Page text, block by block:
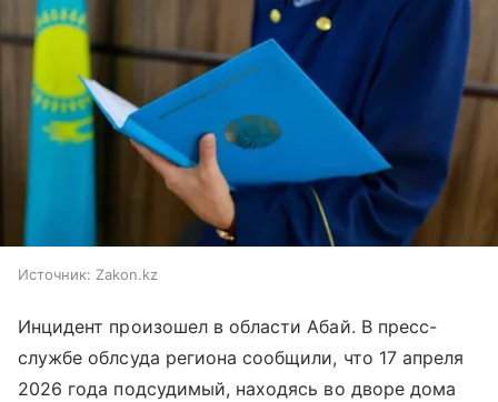
Источник: Zakon.kz
Инцидент произошел в области Абай. В пресс-
службе облсуда региона сообщили, что 17 апреля
2026 года подсудимый, находясь во дворе дома